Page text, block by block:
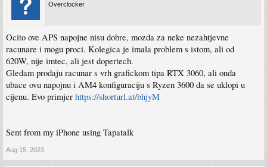
Overclocker
Ocito ove APS napojne nisu dobre, mozda za neke nezahtjevne
racunare i mogu proci. Kolegica je imala problem s istom, ali od
620W, nije imtec, ali jest dopertech.
Gledam prodaju racunar s vrh grafickom tipa RTX 3060, ali onda
ubace ovu napojnu i AM4 konfiguraciju s Ryzen 3600 da se uklopi u
cijenu. Evo primjer https://shorturl.at/bhjyM
Sent from my iPhone using Tapatalk
Aug 15, 2023